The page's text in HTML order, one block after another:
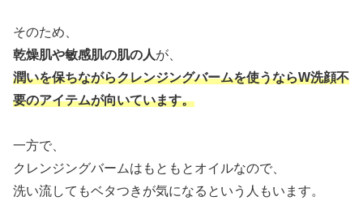
そのため、
乾燥肌や敏感肌の肌の人が、
潤いを保ちながらクレンジングバームを使うならW洗顔不
要のアイテムが向いています。
一方で、
クレンジングバームはもともとオイルなので、
洗い流してもベタつきが気になるという人もいます。